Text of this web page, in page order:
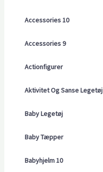
Accessories 10
Accessories 9
Actionfigurer
Aktivitet Og Sanse Legetøj
Baby Legetøj
Baby Tæpper
Babyhjelm 10